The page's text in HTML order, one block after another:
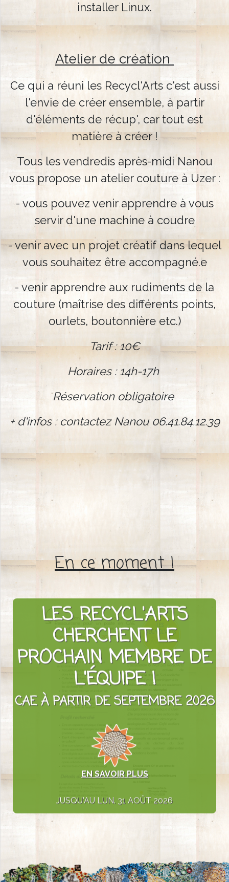
installer Linux.
Atelier de création
Ce qui a réuni les Recycl'Arts c'est aussi
l'envie de créer ensemble, à partir
d'éléments de récup', car tout est
matière à créer !
Tous les vendredis après-midi Nanou
vous propose un atelier couture à Uzer :
- vous pouvez venir apprendre à vous
servir d'une machine à coudre
- venir avec un projet créatif dans lequel
vous souhaitez être accompagné.e
- venir apprendre aux rudiments de la
couture (maîtrise des différents points,
ourlets, boutonnière etc.)
Tarif : 10€
Horaires : 14h-17h
Réservation obligatoire
+ d'infos : contactez Nanou 06.41.84.12.39
En ce moment !
LES RECYCL'ARTS
CHERCHENT LE
PROCHAIN MEMBRE DE
L'ÉQUIPE !
CAE À PARTIR DE SEPTEMBRE 2026
EN SAVOIR PLUS
JUSQU'AU LUN. 31 AOÛT 2026